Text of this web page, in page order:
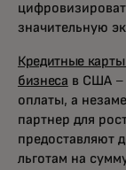
значительную
Кредитные
бизнеса в США –
оплаты, а
партнер для
предоставляют
льготам на